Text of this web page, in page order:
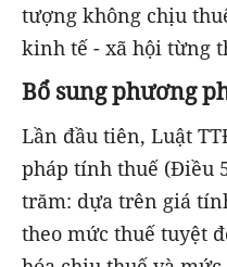
tượng không chịu
kinh tế - xã hội từng
Bổ sung phương
Lần đầu tiên, Luật
pháp tính thuế (Điều
trăm: dựa trên giá
theo mức thuế tuyệt